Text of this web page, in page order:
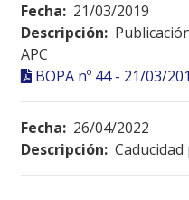
Fecha: 21/03/2019
Descripción:
APC
BOPA nº 44 - 21/03/
Fecha: 26/04/2022
Descripción: